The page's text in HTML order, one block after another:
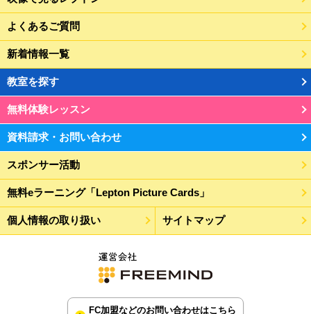
よくあるご質問
新着情報一覧
教室を探す
無料体験レッスン
資料請求・お問い合わせ
スポンサー活動
無料eラーニング「Lepton Picture Cards」
個人情報の取り扱い サイトマップ
FC加盟などのお問い合わせはこちら